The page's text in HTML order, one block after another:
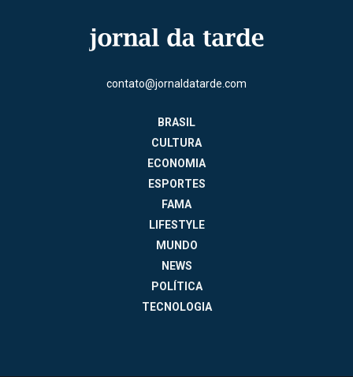
contato@jornaldatarde.com
BRASIL
CULTURA
ECONOMIA
ESPORTES
FAMA
LIFESTYLE
MUNDO
NEWS
POLÍTICA
TECNOLOGIA